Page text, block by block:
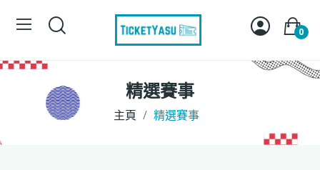
0
精選賽事
主頁 精選賽事